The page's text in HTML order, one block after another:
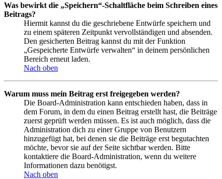
Was bewirkt die „Speichern“-Schaltfläche beim Schreiben eines
Beitrags?
Hiermit kannst du die geschriebene Entwürfe speichern und
zu einem späteren Zeitpunkt vervollständigen und absenden.
Den gesicherten Beitrag kannst du mit der Funktion
„Gespeicherte Entwürfe verwalten“ in deinem persönlichen
Bereich erneut laden.
Nach oben
Warum muss mein Beitrag erst freigegeben werden?
Die Board-Administration kann entschieden haben, dass in
dem Forum, in dem du einen Beitrag erstellt hast, die Beiträge
zuerst geprüft werden müssen. Es ist auch möglich, dass die
Administration dich zu einer Gruppe von Benutzern
hinzugefügt hat, bei denen sie die Beiträge erst begutachten
möchte, bevor sie auf der Seite sichtbar werden. Bitte
kontaktiere die Board-Administration, wenn du weitere
Informationen dazu benötigst.
Nach oben